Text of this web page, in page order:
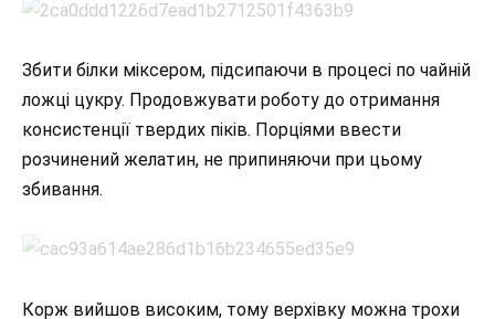
Збити білки міксером, підсипаючи в процесі по чайній
ложці цукру. Продовжувати роботу до отримання
консистенції твердих піків. Порціями ввести
розчинений желатин, не припиняючи при цьому
збивання.
Корж вийшов високим, тому верхівку можна трохи